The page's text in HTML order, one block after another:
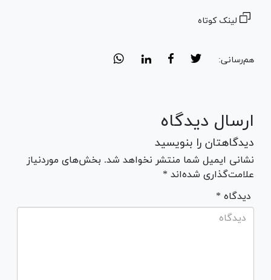
لینک کوتاه
هم‌رسانی:
ارسال دیدگاه
دیدگاهتان را بنویسید
نشانی ایمیل شما منتشر نخواهد شد. بخش‌های موردنیاز
علامت‌گذاری شده‌اند *
* دیدگاه